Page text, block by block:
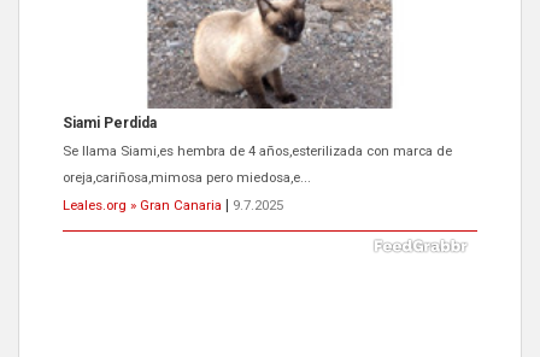
Siami Perdida
Se llama Siami,es hembra de 4 años,esterilizada con marca de
oreja,cariñosa,mimosa pero miedosa,e...
Leales.org » Gran Canaria
9.7.2025